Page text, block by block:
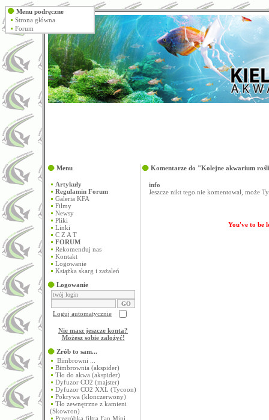
Menu
Artykuły
Regulamin Forum
Galeria KFA
Filmy
Newsy
Pliki
Linki
C Z A T
FORUM
Rekomenduj nas
Kontakt
Logowanie
Książka skarg i zażaleń
Logowanie
Loguj automatycznie
Nie masz jeszcze konta?
Możesz sobie założyć!
Zrób to sam...
Bimbrowni ...
Bimbrownia (akspider)
Tło do akwa (akspider)
Dyfuzor CO2 (majster)
Dyfuzor CO2 XXL (Tycoon)
Pokrywa (klonczerwony)
Tło zewnętrzne z kamieni
(Skowron)
Przeróbka filtra Fan Mini
Komentarze do "Kolejne akwarium
info
Jeszcze nikt tego nie komentował, może
You've to be
Menu podręczne
Strona główna
Forum